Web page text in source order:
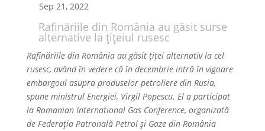
Sep 21, 2022
Rafinăriile din România au găsit surse
alternative la ţiţeiul rusesc
Rafinăriile din România au găsit ţiţei alternativ la cel
rusesc, având în vedere că în decembrie intră în vigoare
embargoul asupra produselor petroliere din Rusia,
spune ministrul Energiei, Virgil Popescu. El a participat
la Romanian International Gas Conference, organizată
de Federaţia Patronală Petrol şi Gaze din România